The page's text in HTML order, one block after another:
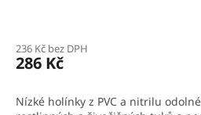
236 Kč bez DPH
286 Kč
Nízké holínky z PVC a nitrilu